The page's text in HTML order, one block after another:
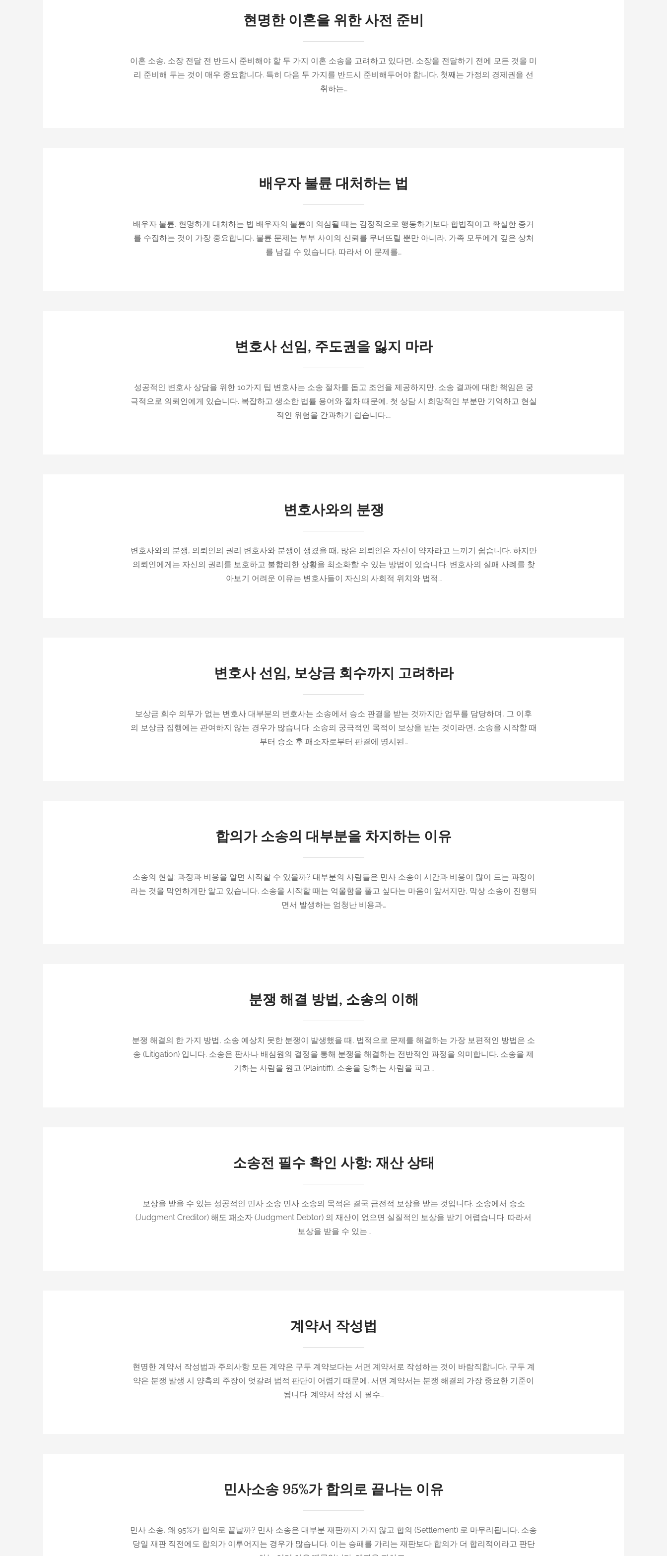
현명한 이혼을 위한 사전 준비
이혼 소송, 소장 전달 전 반드시 준비해야 할 두 가지 이혼 소송을 고려하고 있다면, 소장을 전달하기 전에 모든 것을 미
리 준비해 두는 것이 매우 중요합니다. 특히 다음 두 가지를 반드시 준비해두어야 합니다. 첫째는 가정의 경제권을 선
취하는…
배우자 불륜 대처하는 법
배우자 불륜, 현명하게 대처하는 법 배우자의 불륜이 의심될 때는 감정적으로 행동하기보다 합법적이고 확실한 증거
를 수집하는 것이 가장 중요합니다. 불륜 문제는 부부 사이의 신뢰를 무너뜨릴 뿐만 아니라, 가족 모두에게 깊은 상처
를 남길 수 있습니다. 따라서 이 문제를…
변호사 선임, 주도권을 잃지 마라
성공적인 변호사 상담을 위한 10가지 팁 변호사는 소송 절차를 돕고 조언을 제공하지만, 소송 결과에 대한 책임은 궁
극적으로 의뢰인에게 있습니다. 복잡하고 생소한 법률 용어와 절차 때문에, 첫 상담 시 희망적인 부분만 기억하고 현실
적인 위험을 간과하기 쉽습니다.…
변호사와의 분쟁
변호사와의 분쟁, 의뢰인의 권리 변호사와 분쟁이 생겼을 때, 많은 의뢰인은 자신이 약자라고 느끼기 쉽습니다. 하지만
의뢰인에게는 자신의 권리를 보호하고 불합리한 상황을 최소화할 수 있는 방법이 있습니다. 변호사의 실패 사례를 찾
아보기 어려운 이유는 변호사들이 자신의 사회적 위치와 법적…
변호사 선임, 보상금 회수까지 고려하라
보상금 회수 의무가 없는 변호사 대부분의 변호사는 소송에서 승소 판결을 받는 것까지만 업무를 담당하며, 그 이후
의 보상금 집행에는 관여하지 않는 경우가 많습니다. 소송의 궁극적인 목적이 보상을 받는 것이라면, 소송을 시작할 때
부터 승소 후 패소자로부터 판결에 명시된…
합의가 소송의 대부분을 차지하는 이유
소송의 현실: 과정과 비용을 알면 시작할 수 있을까? 대부분의 사람들은 민사 소송이 시간과 비용이 많이 드는 과정이
라는 것을 막연하게만 알고 있습니다. 소송을 시작할 때는 억울함을 풀고 싶다는 마음이 앞서지만, 막상 소송이 진행되
면서 발생하는 엄청난 비용과…
분쟁 해결 방법, 소송의 이해
분쟁 해결의 한 가지 방법, 소송 예상치 못한 분쟁이 발생했을 때, 법적으로 문제를 해결하는 가장 보편적인 방법은 소
송 (Litigation) 입니다. 소송은 판사나 배심원의 결정을 통해 분쟁을 해결하는 전반적인 과정을 의미합니다. 소송을 제
기하는 사람을 원고 (Plaintiff), 소송을 당하는 사람을 피고…
소송전 필수 확인 사항: 재산 상태
보상을 받을 수 있는 성공적인 민사 소송 민사 소송의 목적은 결국 금전적 보상을 받는 것입니다. 소송에서 승소
(Judgment Creditor) 해도 패소자 (Judgment Debtor) 의 재산이 없으면 실질적인 보상을 받기 어렵습니다. 따라서
‘보상을 받을 수 있는…
계약서 작성법
현명한 계약서 작성법과 주의사항 모든 계약은 구두 계약보다는 서면 계약서로 작성하는 것이 바람직합니다. 구두 계
약은 분쟁 발생 시 양측의 주장이 엇갈려 법적 판단이 어렵기 때문에, 서면 계약서는 분쟁 해결의 가장 중요한 기준이
됩니다. 계약서 작성 시 필수…
민사소송 95%가 합의로 끝나는 이유
민사 소송, 왜 95%가 합의로 끝날까? 민사 소송은 대부분 재판까지 가지 않고 합의 (Settlement) 로 마무리됩니다. 소송
당일 재판 직전에도 합의가 이루어지는 경우가 많습니다. 이는 승패를 가리는 재판보다 합의가 더 합리적이라고 판단